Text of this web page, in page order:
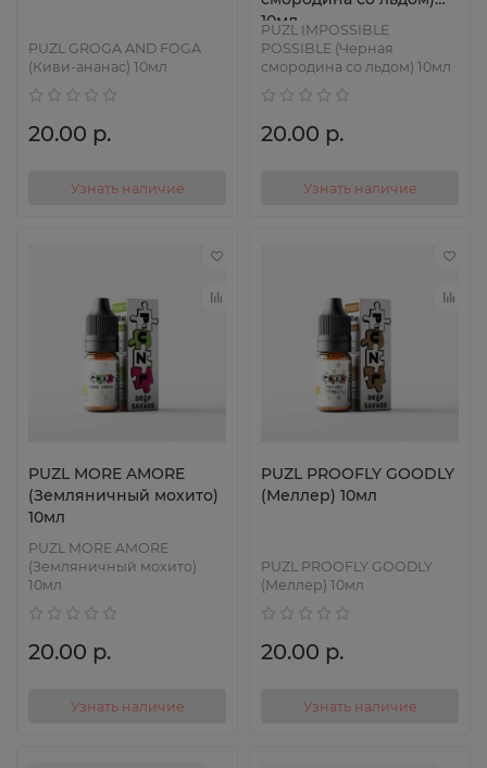
PUZL GROGA AND FOGA
(Киви-ананас) 10мл
20.00 р.
Узнать наличие
10мл
PUZL IMPOSSIBLE
POSSIBLE (Черная
смородина со льдом) 10мл
20.00 р.
Узнать наличие
PUZL MORE AMORE
(Земляничный мохито)
10мл
PUZL MORE AMORE
(Земляничный мохито)
10мл
20.00 р.
Узнать наличие
PUZL PROOFLY GOODLY
(Меллер) 10мл
PUZL PROOFLY GOODLY
(Меллер) 10мл
20.00 р.
Узнать наличие